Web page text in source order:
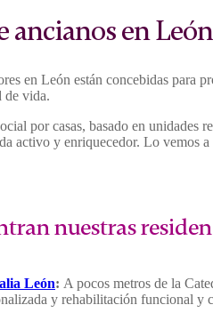
ancianos en León
en León están concebidas para
de vida.
por casas, basado en
activo y enriquecedor. Lo vemos
nuestras
León: A pocos metros de la
y rehabilitación funcional